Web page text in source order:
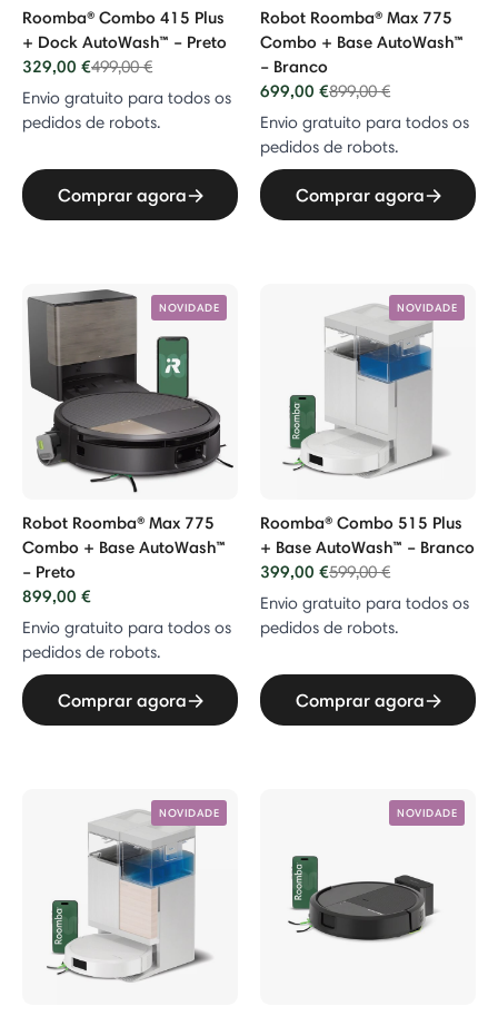
Roomba® Combo 415 Plus
+ Dock AutoWash™ – Preto
329,00 €Price reduced from
499,00 €to
Envio gratuito para todos os
pedidos de robots.
Comprar agora
Robot Roomba® Max 775
Combo + Base AutoWash™
– Branco
699,00 €Price reduced from
899,00 €to
Envio gratuito para todos os
pedidos de robots.
Comprar agora
NOVIDADE
Robot Roomba® Max 775
Combo + Base AutoWash™
– Preto
899,00 €
Envio gratuito para todos os
pedidos de robots.
Comprar agora
NOVIDADE
Roomba® Combo 515 Plus
+ Base AutoWash™ – Branco
399,00 €Price reduced from
599,00 €to
Envio gratuito para todos os
pedidos de robots.
Comprar agora
NOVIDADE NOVIDADE